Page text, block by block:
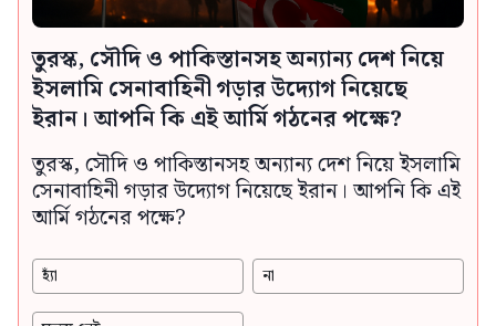
তুরস্ক, সৌদি ও পাকিস্তানসহ অন্যান্য দেশ নিয়ে
ইসলামি সেনাবাহিনী গড়ার উদ্যোগ নিয়েছে
ইরান। আপনি কি এই আর্মি গঠনের পক্ষে?
তুরস্ক, সৌদি ও পাকিস্তানসহ অন্যান্য দেশ নিয়ে ইসলামি
সেনাবাহিনী গড়ার উদ্যোগ নিয়েছে ইরান। আপনি কি এই
আর্মি গঠনের পক্ষে?
হ্যাঁ না